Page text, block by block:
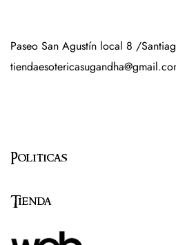
Paseo San Agustín local 8 /
Politicas
Tienda